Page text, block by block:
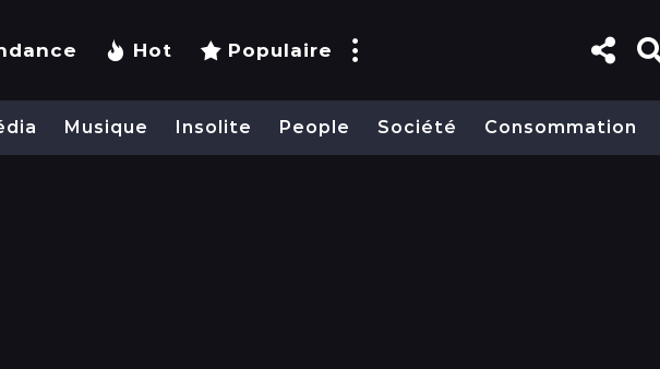
Hot Populaire
Musique Insolite People Société Consommation